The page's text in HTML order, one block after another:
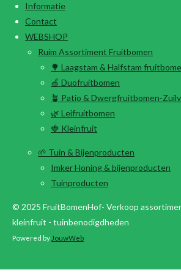
Informatie
Contact
WEBSHOP
Ruim Assortiment Fruitbomen
🌳 Laagstam & Halfstam
🍏 Duofruitbomen
🪴 Patio & Dwergfruitbomen-
🌿 Leifruitbomen
🍓 Kleinfruit
🌱 Tuin & Bijenproducten
Imker Honing & bijenproducten
Tuinproducten
© 2025 FruitBomenHof- Verkoop
kleinfruit - tuinbenodigdheden
Powered by JouwWeb